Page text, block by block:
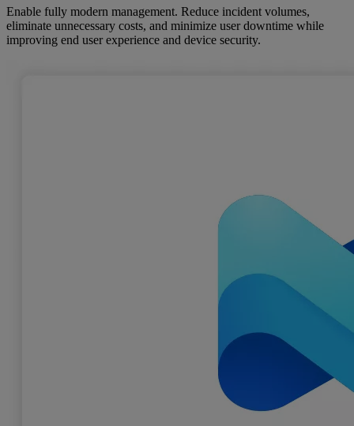
Enable fully modern management. Reduce incident volumes,
eliminate unnecessary costs, and minimize user downtime while
improving end user experience and device security.